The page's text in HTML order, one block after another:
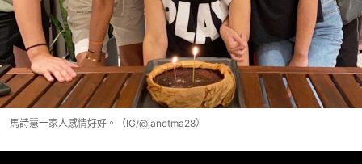
馬詩慧一家人感情好好。（IG/@janetma28）